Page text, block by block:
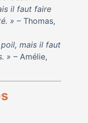
il faut faire
» – Thomas,
mais il faut
» – Amélie,